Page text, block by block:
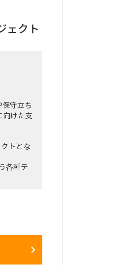
ェクト
守立ち
向けた支
トとな
各種テ